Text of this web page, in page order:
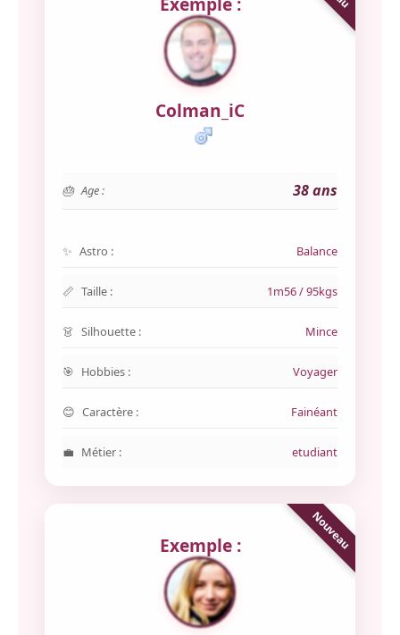
Colman_iC
Age : 38 ans
Astro : Balance
Taille : 1m56 / 95kgs
Silhouette : Mince
Hobbies : Voyager
Caractère : Fainéant
Métier : etudiant
Exemple :